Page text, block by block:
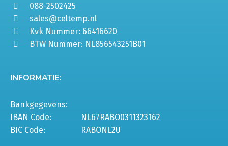
088-2502425
sales@celtemp.nl
Kvk Nummer: 66416620
BTW Nummer: NL856543251B01
INFORMATIE:
Bankgegevens:
IBAN Code:
NL67RABO0311323162
BIC Code:
RABONL2U